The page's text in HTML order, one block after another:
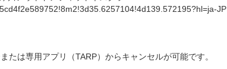
JP
たは専用アプリ（TARP）からキャンセルが可能です。